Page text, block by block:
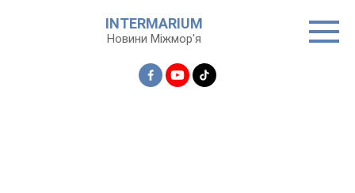
INTERMARIUM
Новини Міжмор'я